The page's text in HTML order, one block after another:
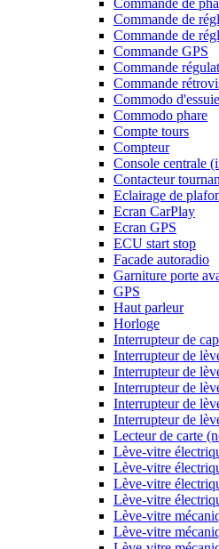
Commande de
Commande de
Commande de
Commande GPS
Commande
Commande
Commodo
Commodo phare
Compte tours
Compteur
Console centrale
Contacteur
Eclairage de
Ecran CarPlay
Ecran GPS
ECU start stop
Facade autoradio
Garniture porte
GPS
Haut parleur
Horloge
Interrupteur de
Interrupteur de
Interrupteur de
Interrupteur de
Interrupteur de
Interrupteur de
Lecteur de carte
Lève-vitre
Lève-vitre
Lève-vitre
Lève-vitre
Lève-vitre
Lève-vitre